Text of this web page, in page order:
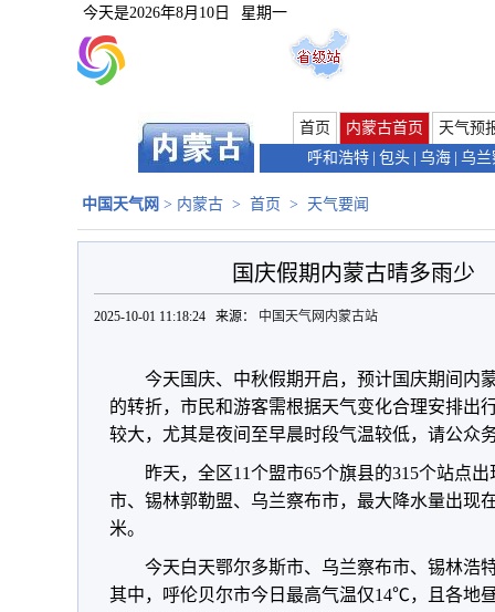
今天是2026年8月10日 星期一
首页 内蒙古首页
天气预
呼和浩特 包头 乌海 乌兰
中国天气网 > 内蒙古 > 首页 > 天气要闻
国庆假期内蒙古晴多雨少
2025-10-01 11:18:24 来源： 中国天气网内蒙古站
今天国庆、中秋假期开启，预计国庆期间内蒙
的转折，市民和游客需根据天气变化合理安排出
较大，尤其是夜间至早晨时段气温较低，请公众
昨天，全区11个盟市65个旗县的315个站点出
市、锡林郭勒盟、乌兰察布市，最大降水量出现
米。
今天白天鄂尔多斯市、乌兰察布市、锡林浩
其中，呼伦贝尔市今日最高气温仅14℃，且各地